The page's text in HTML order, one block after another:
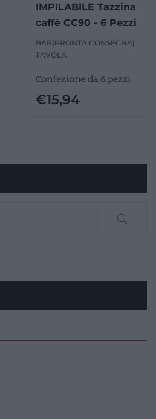
IMPILABILE Tazzina
caffè CC90 - 6 Pezzi
BAR| PRONTA CONSEGNA|
TAVOLA
Confezione da 6 pezzi
€15,94